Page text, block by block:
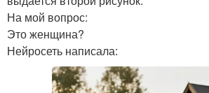
На мой вопрос:
Это женщина?
Нейросеть написала: